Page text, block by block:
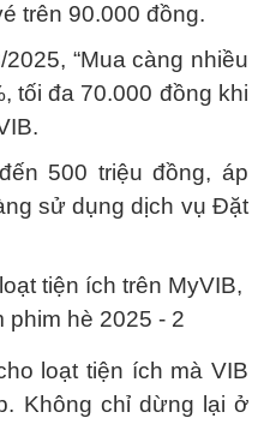
trên 90.000 đồng.
“Mua càng nhiều
tối đa 70.000 đồng khi
500 triệu đồng, áp
sử dụng dịch vụ Đặt
loạt tiện ích mà VIB
Không chỉ dừng lại ở